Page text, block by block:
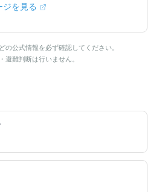
ジを見る
公式情報を必ず確認してください。
難判断は行いません。